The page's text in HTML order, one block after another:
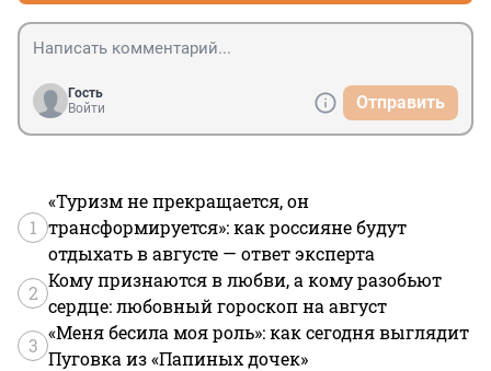
Гость
Войти
Отправить
1
«Туризм не прекращается, он
трансформируется»: как россияне будут
отдыхать в августе — ответ эксперта
2
Кому признаются в любви, а кому разобьют
сердце: любовный гороскоп на август
3
«Меня бесила моя роль»: как сегодня выглядит
Пуговка из «Папиных дочек»